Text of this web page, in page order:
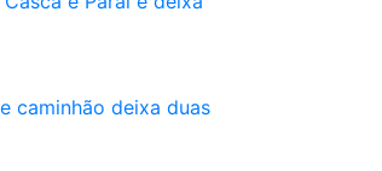
caminhão deixa duas